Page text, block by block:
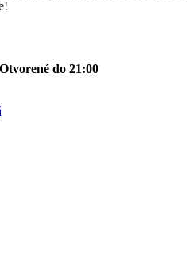
do 21:00